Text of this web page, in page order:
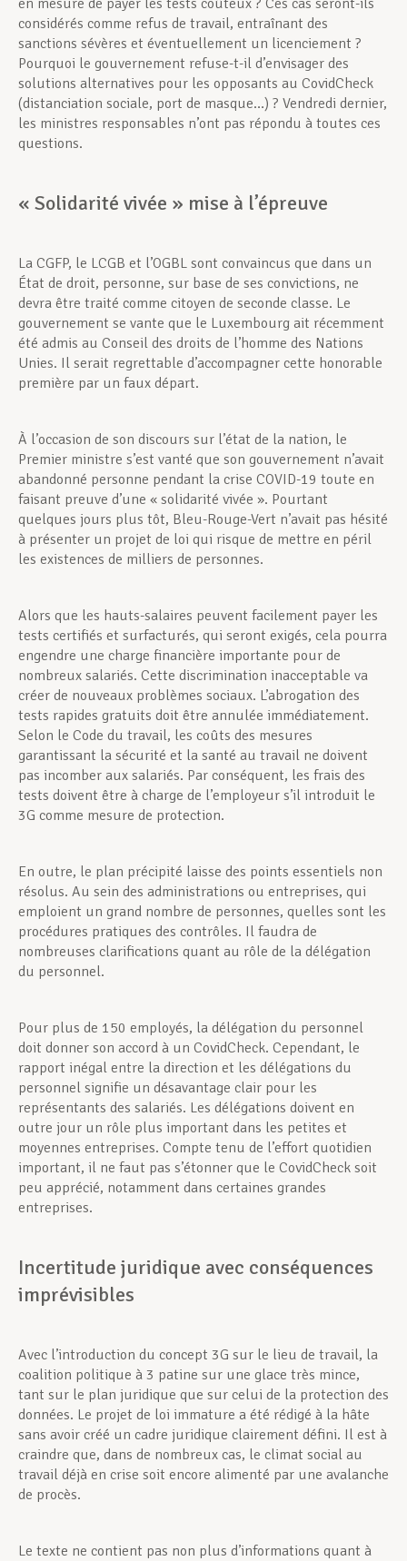
en mesure de payer les tests coûteux ? Ces cas seront-ils
considérés comme refus de travail, entraînant des
sanctions sévères et éventuellement un licenciement ?
Pourquoi le gouvernement refuse-t-il d’envisager des
solutions alternatives pour les opposants au CovidCheck
(distanciation sociale, port de masque…) ? Vendredi dernier,
les ministres responsables n’ont pas répondu à toutes ces
questions.
« Solidarité vivée » mise à l’épreuve
La CGFP, le LCGB et l’OGBL sont convaincus que dans un
État de droit, personne, sur base de ses convictions, ne
devra être traité comme citoyen de seconde classe. Le
gouvernement se vante que le Luxembourg ait récemment
été admis au Conseil des droits de l’homme des Nations
Unies. Il serait regrettable d’accompagner cette honorable
première par un faux départ.
À l’occasion de son discours sur l’état de la nation, le
Premier ministre s’est vanté que son gouvernement n’avait
abandonné personne pendant la crise COVID-19 toute en
faisant preuve d’une « solidarité vivée ». Pourtant
quelques jours plus tôt, Bleu-Rouge-Vert n’avait pas hésité
à présenter un projet de loi qui risque de mettre en péril
les existences de milliers de personnes.
Alors que les hauts-salaires peuvent facilement payer les
tests certifiés et surfacturés, qui seront exigés, cela pourra
engendre une charge financière importante pour de
nombreux salariés. Cette discrimination inacceptable va
créer de nouveaux problèmes sociaux. L’abrogation des
tests rapides gratuits doit être annulée immédiatement.
Selon le Code du travail, les coûts des mesures
garantissant la sécurité et la santé au travail ne doivent
pas incomber aux salariés. Par conséquent, les frais des
tests doivent être à charge de l’employeur s’il introduit le
3G comme mesure de protection.
En outre, le plan précipité laisse des points essentiels non
résolus. Au sein des administrations ou entreprises, qui
emploient un grand nombre de personnes, quelles sont les
procédures pratiques des contrôles. Il faudra de
nombreuses clarifications quant au rôle de la délégation
du personnel.
Pour plus de 150 employés, la délégation du personnel
doit donner son accord à un CovidCheck. Cependant, le
rapport inégal entre la direction et les délégations du
personnel signifie un désavantage clair pour les
représentants des salariés. Les délégations doivent en
outre jour un rôle plus important dans les petites et
moyennes entreprises. Compte tenu de l’effort quotidien
important, il ne faut pas s’étonner que le CovidCheck soit
peu apprécié, notamment dans certaines grandes
entreprises.
Incertitude juridique avec conséquences
imprévisibles
Avec l’introduction du concept 3G sur le lieu de travail, la
coalition politique à 3 patine sur une glace très mince,
tant sur le plan juridique que sur celui de la protection des
données. Le projet de loi immature a été rédigé à la hâte
sans avoir créé un cadre juridique clairement défini. Il est à
craindre que, dans de nombreux cas, le climat social au
travail déjà en crise soit encore alimenté par une avalanche
de procès.
Le texte ne contient pas non plus d’informations quant à